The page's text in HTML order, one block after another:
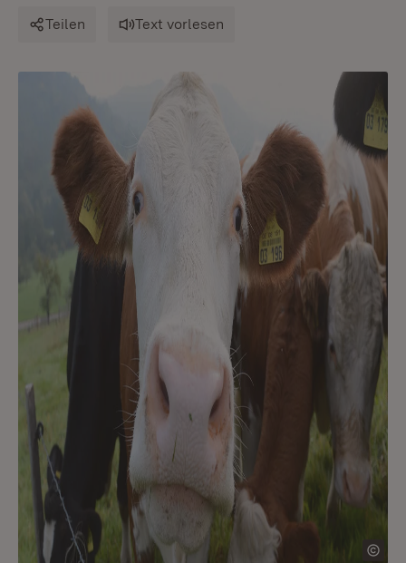
Teilen Text vorlesen